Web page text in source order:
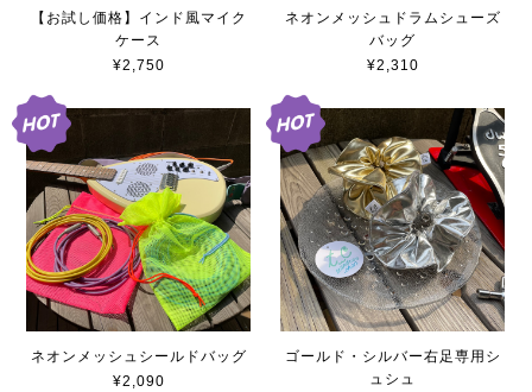
【お試し価格】インド風マイク
ケース
¥2,750
ネオンメッシュドラムシューズ
バッグ
¥2,310
ネオンメッシュシールドバッグ
¥2,090
ゴールド・シルバー右足専用シ
ュシュ